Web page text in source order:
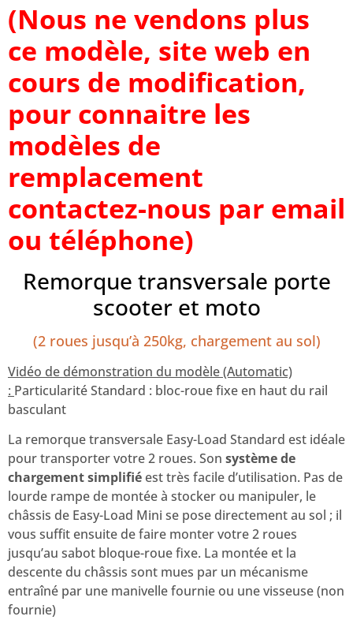
(Nous ne vendons plus
ce modèle, site web en
cours de modification,
pour connaitre les
modèles de
remplacement
contactez-nous par email
ou téléphone)
Remorque transversale porte
scooter et moto
(2 roues jusqu’à 250kg, chargement au sol)
Vidéo de démonstration du modèle (Automatic)
: Particularité Standard : bloc-roue fixe en haut du rail
basculant
La remorque transversale Easy-Load Standard est idéale
pour transporter votre 2 roues. Son système de
chargement simplifié est très facile d’utilisation. Pas de
lourde rampe de montée à stocker ou manipuler, le
châssis de Easy-Load Mini se pose directement au sol ; il
vous suffit ensuite de faire monter votre 2 roues
jusqu’au sabot bloque-roue fixe. La montée et la
descente du châssis sont mues par un mécanisme
entraîné par une manivelle fournie ou une visseuse (non
fournie)